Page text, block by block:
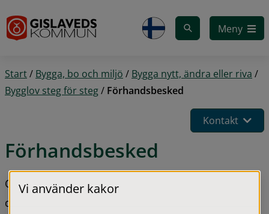
Meny
Start/ Bygga, bo och miljö / Bygga nytt, ändra eller riva /
Bygglov steg för steg/ Förhandsbesked
Kontakt
Förhandsbesked
Om du vill bygga ett hus på en ny plats utanför
detaljplan/tätbebyggt område kan du ansöka om
Vi använder kakor